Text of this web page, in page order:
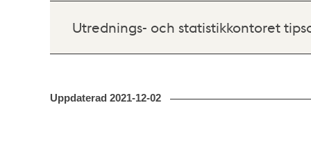
Utrednings- och statistikkontoret
Uppdaterad 2021-12-02